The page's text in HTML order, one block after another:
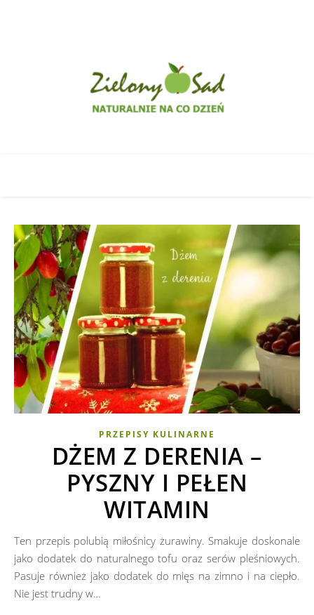
PRZEPISY KULINARNE
DŻEM Z DERENIA –
PYSZNY I PEŁEN
WITAMIN
Ten przepis polubią miłośnicy żurawiny. Smakuje doskonale
jako dodatek do naturalnego tofu oraz serów pleśniowych.
Pasuje również jako dodatek do mięs na zimno i na ciepło.
Nie jest trudny w…